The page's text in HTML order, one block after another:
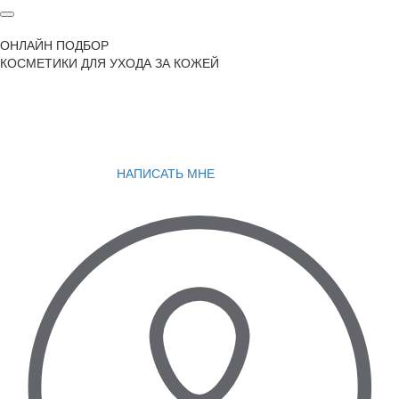
ОНЛАЙН ПОДБОР
КОСМЕТИКИ ДЛЯ УХОДА ЗА КОЖЕЙ
НАПИСАТЬ МНЕ